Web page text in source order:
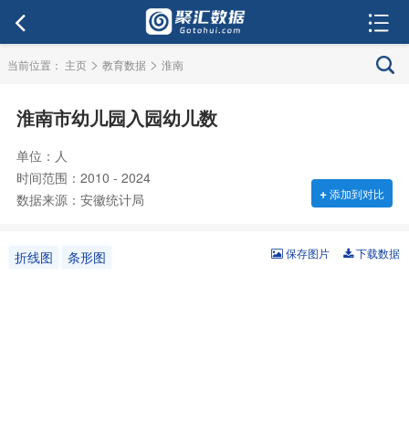
当前位置： 主页 > 教育数据 > 淮南
淮南市幼儿园入园幼儿数
单位：人
时间范围：2010 - 2024
数据来源：安徽统计局
+添加到对比
折线图 条形图 下载数据
保存图片